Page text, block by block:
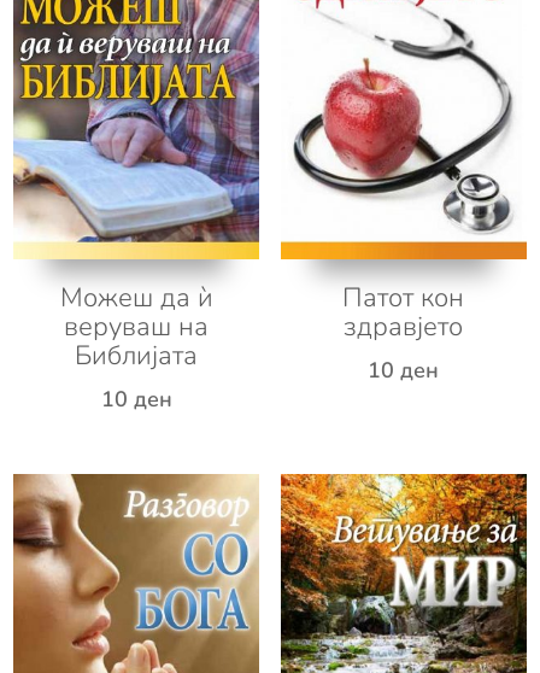
Можеш да ѝ
веруваш на
Библијата
10 ден
Патот кон
здравјето
10ден